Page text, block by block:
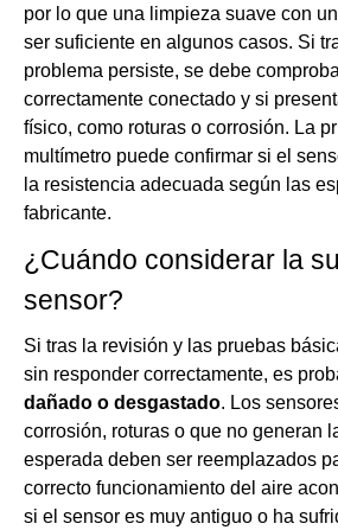
por lo que una limpieza suave con
ser suficiente en algunos casos. Si
problema persiste, se debe
correctamente conectado y si
físico, como roturas o corrosión. La
multímetro puede confirmar si el
la resistencia adecuada según las
fabricante.
¿Cuándo considerar la
sensor?
Si tras la revisión y las pruebas
sin responder correctamente, es
dañado o desgastado. Los
corrosión, roturas o que no generan
esperada deben ser reemplazados
correcto funcionamiento del aire
si el sensor es muy antiguo o ha